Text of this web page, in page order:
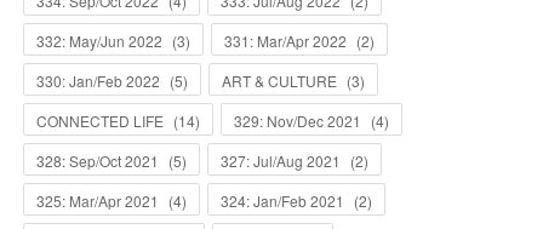
332: May/Jun 2022 (3) 331: Mar/Apr 2022 (2)
330: Jan/Feb 2022 (5) ART & CULTURE (3)
CONNECTED LIFE (14) 329: Nov/Dec 2021 (4)
328: Sep/Oct 2021
(5) 327: Jul/Aug 2021 (2)
325: Mar/Apr 2021
(4) 324: Jan/Feb 2021 (2)